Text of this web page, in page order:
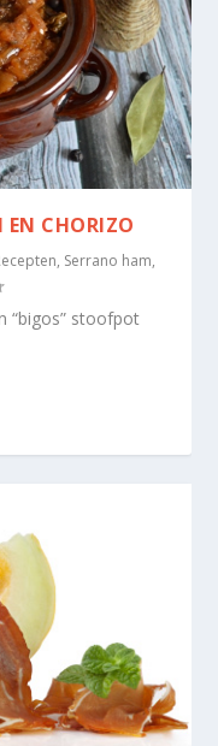
EN CHORIZO
, Serrano ham,
“bigos” stoofpot